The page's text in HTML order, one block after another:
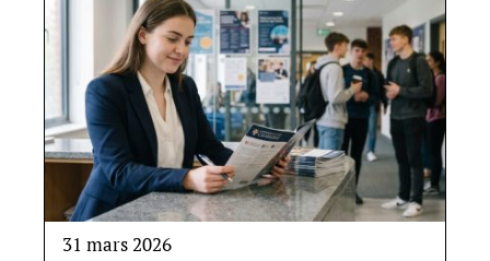
31 mars 2026